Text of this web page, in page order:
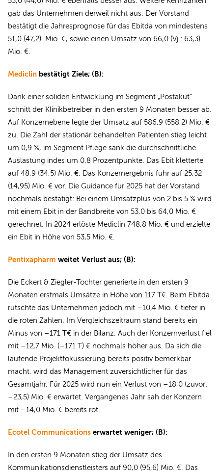
gab das Unternehmen derweil nicht aus. Der Vorstand
bestätigt die Jahresprognose für das Ebitda von mindestens
51,0 (47,2) Mio. €, sowie einen Umsatz von 66,0 (Vj.: 63,3)
Mio. €.
Mediclin bestätigt Ziele; (B):
Dank einer soliden Entwicklung im Segment „Postakut“
schnitt der Klinikbetreiber in den ersten 9 Monaten besser ab.
Auf Konzernebene legte der Umsatz auf 586,9 (558,2) Mio. €
zu. Die Zahl der stationär behandelten Patienten stieg leicht
um 0,9 %, im Segment Pflege sank die durchschnittliche
Auslastung indes um 0,8 Prozentpunkte. Das Ebit kletterte
auf 48,9 (34,5) Mio. €. Das Konzernergebnis fuhr auf 25,32
(14,95) Mio. € vor. Die Guidance für 2025 hat der Vorstand
nochmals bestätigt: Bei einem Umsatzplus von 2 bis 5 % wird
mit einem Ebit in der Bandbreite von 53,0 bis 64,0 Mio. €
gerechnet. In 2024 erlöste Mediclin 748,8 Mio. € und erzielte
ein Ebit in Höhe von 53,5 Mio. €.
Pentixapharm weitet Verlust aus; (B):
Die Eckert & Ziegler-Tochter generierte in den ersten 9
Monaten erstmals Umsätze in Höhe von 117 T€. Beim Ebitda
rutschte das Unternehmen jedoch mit –10,4 Mio. € tiefer in
die roten Zahlen. Im Vergleichszeitraum stand bereits ein
Minus von –171 T€ in der Bilanz. Auch der Konzernverlust fiel
mit –12,7 Mio. (–171 T) € nochmals höher aus. Da sich die
laufende Projektfokussierung bereits positiv bemerkbar
macht, wird das Management zuversichtlicher für das
Gesamtjahr. Für 2025 wird nun ein Verlust von –18,0 (zuvor:
–23,5) Mio. € erwartet. Vergangenes Jahr sah der Konzern
mit –14,0 Mio. € bereits rot.
Ecotel Communications erwartet weniger; (B):
In den ersten 9 Monaten stieg der Umsatz des
Kommunikationsdienstleisters auf 90,0 (95,6) Mio. €. Das